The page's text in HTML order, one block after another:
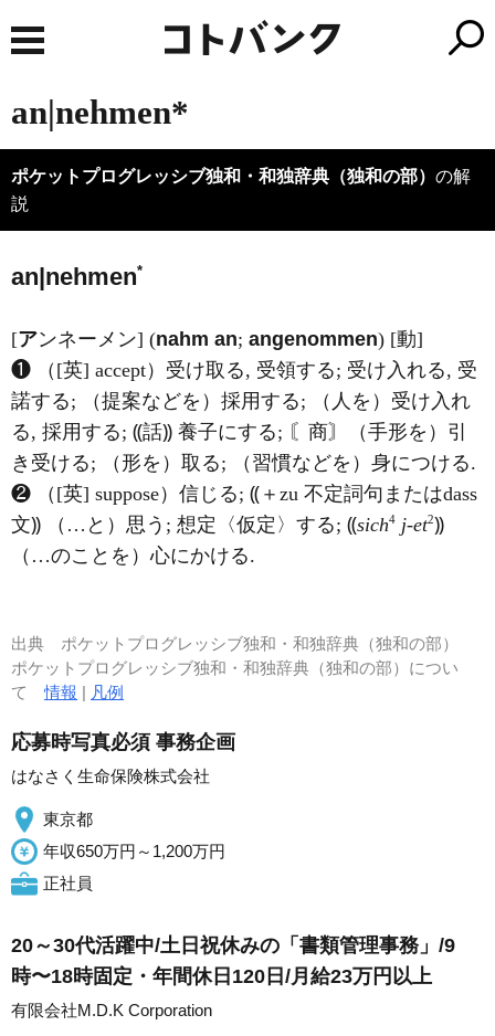
an|nehmen*
ポケットプログレッシブ独和・和独辞典（独和の部） の解
説
an|nehmen*
[アンネーメン] (nahm an; angenommen) [動]
❶ （[英] accept）受け取る, 受領する; 受け入れる, 受
諾する; （提案などを）採用する; （人を）受け入れ
る, 採用する; ⸨話⸩ 養子にする; 〘商〙（手形を）引
き受ける; （形を）取る; （習慣などを）身につける.
❷ （[英] suppose）信じる; ⸨＋zu 不定詞句またはdass
文⸩ （…と）思う; 想定〈仮定〉する; ⸨sich4 j-et2⸩
（…のことを）心にかける.
出典 ポケットプログレッシブ独和・和独辞典（独和の部）
ポケットプログレッシブ独和・和独辞典（独和の部）につい
て情報 | 凡例
応募時写真必須 事務企画
はなさく生命保険株式会社
東京都
年収650万円～1,200万円
正社員
20～30代活躍中/土日祝休みの「書類管理事務」/9
時〜18時固定・年間休日120日/月給23万円以上
有限会社M.D.K Corporation